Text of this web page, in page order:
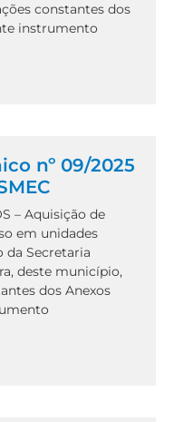
constantes dos
instrumento
nº 09/2025
– Aquisição de
em unidades
da Secretaria
deste município,
dos Anexos